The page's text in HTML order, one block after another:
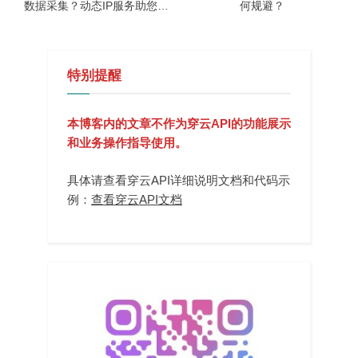
数据采集？动态IP服务助您成
何规避？
特别提醒
本博客内的文章不作为穿云API的功能展示
和业务操作指导使用。
具体请查看穿云API详细说明文档和代码示
例： 查看穿云API文档